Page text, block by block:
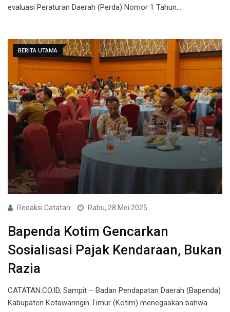
evaluasi Peraturan Daerah (Perda) Nomor 1 Tahun…
BERITA UTAMA
Redaksi Catatan Rabu, 28 Mei 2025
Bapenda Kotim Gencarkan
Sosialisasi Pajak Kendaraan, Bukan
Razia
CATATAN.CO.ID, Sampit – Badan Pendapatan Daerah (Bapenda)
Kabupaten Kotawaringin Timur (Kotim) menegaskan bahwa